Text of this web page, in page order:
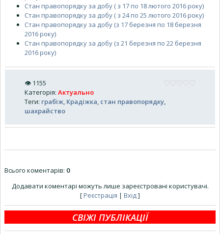
Стан правопорядку за добу ( з 17 по 18 лютого 2016 року)
Стан правопорядку за добу ( з 24 по 25 лютого 2016 року)
Стан правопорядку за добу (з 17 березня по 18 березня
2016 року)
Стан правопорядку за добу (з 21 березня по 22 березня
2016 року)
👁 1155
Категорія: Актуально
Теги: грабіж Крадіжка стан правопорядку
шахрайство
Всього коментарів: 0
Додавати коментарі можуть лише зареєстровані користувачі.
[Реєстрація | Вхід ]
СВІЖІ ПУБЛІКАЦІЇ